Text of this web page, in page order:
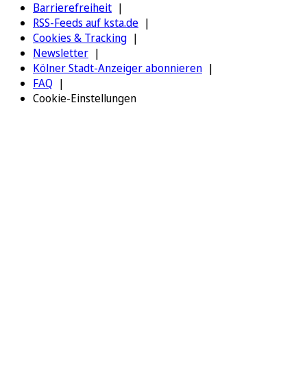
Barrierefreiheit
RSS-Feeds auf ksta.de
Cookies & Tracking
Newsletter
Kölner Stadt-Anzeiger abonnieren
FAQ
Cookie-Einstellungen